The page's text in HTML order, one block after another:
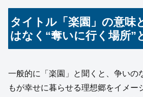
タイトル「楽園」の意味
はなく“奪いに行く場所”
一般的に「楽園」と聞くと、争いの
もが幸せに暮らせる理想郷をイメー